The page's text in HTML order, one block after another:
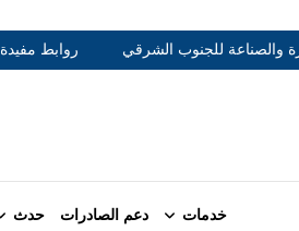
والصناعة للجنوب الشرقي روابط مفيدة
خدمات دعم الصادرات حدث